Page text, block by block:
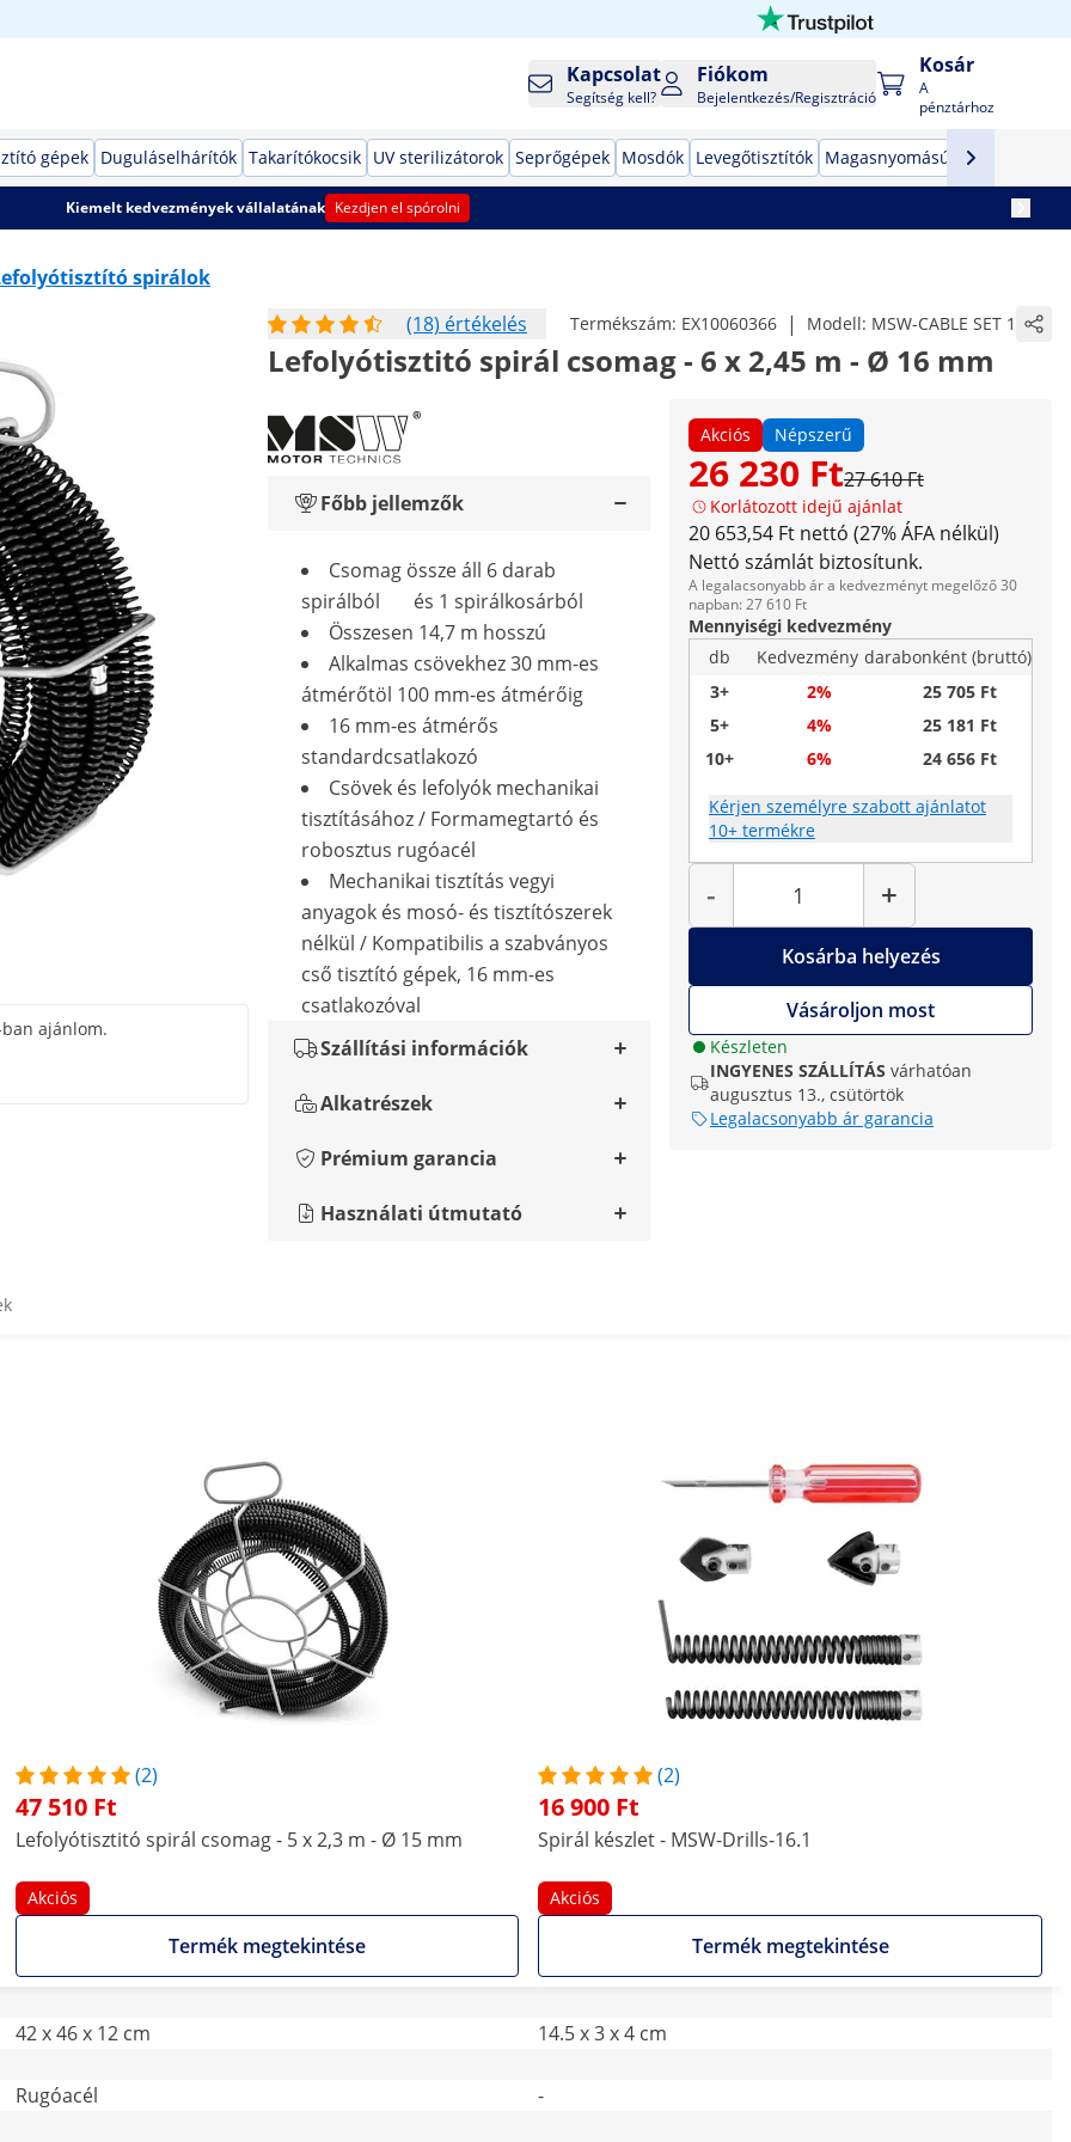
Kapcsolat
Segítség kell?
Fiókom
Bejelentkezés/Regisztráció
Kosár
A
pénztárhoz
gépek Duguláselhárítók Takarítókocsik UV sterilizátorok Seprőgépek Mosdók Levegőtisztítók Magasnyomású mosók
Kiemelt kedvezmények vállalatának Kezdjen el spórolni
spirálok
(18) értékelés
Termékszám: EX10060366 | Modell: MSW-CABLE SET 1
Lefolyótisztitó spirál csomag - 6 x 2,45 m - Ø 16 mm
Akciós Népszerű
26 230 Ft27 610 Ft
Korlátozott idejű ajánlat
20 653,54 Ft nettó (27% ÁFA nélkül)
Nettó számlát biztosítunk.
A legalacsonyabb ár a kedvezményt megelőző 30
napban: 27 610 Ft
Mennyiségi kedvezmény
db
Kedvezmény darabonként (bruttó)
3+
2%
25 705 Ft
5+
4%
25 181 Ft
10+
6% 24 656 Ft
Kérjen személyre szabott ajánlatot
10+ termékre
-
Mennyiség
+
Kosárba helyezés
Vásároljon most
Készleten
INGYENES SZÁLLÍTÁS várhatóan
augusztus 13., csütörtök
Legalacsonyabb ár garancia
Főbb jellemzők
Csomag össze áll 6 darab
spirálból és 1 spirálkosárból
Összesen 14,7 m hosszú
Alkalmas csövekhez 30 mm-es
átmérőtöl 100 mm-es átmérőig
16 mm-es átmérős
standardcsatlakozó
Csövek és lefolyók mechanikai
tisztításához / Formamegtartó és
robosztus rugóacél
Mechanikai tisztítás vegyi
anyagok és mosó- és tisztítószerek
nélkül / Kompatibilis a szabványos
cső tisztító gépek, 16 mm-es
csatlakozóval
Szállítási információk
Alkatrészek
Prémium garancia
Használati útmutató
ajánlom.
(2)
47 510 Ft
Lefolyótisztitó spirál csomag - 5 x 2,3 m - Ø 15 mm
Akciós
Termék megtekintése
(2)
16 900 Ft
Spirál készlet - MSW-Drills-16.1
Akciós
Termék megtekintése
42 x 46 x 12 cm 14.5 x 3 x 4 cm
Rugóacél -